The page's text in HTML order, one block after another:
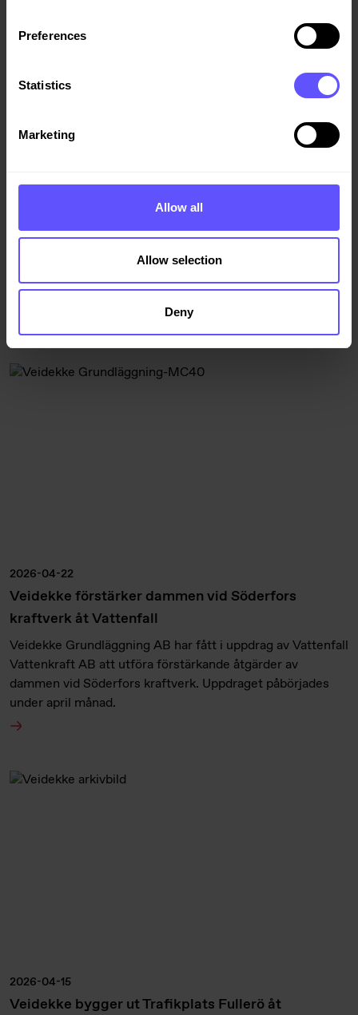
Preferences
Statistics
Marketing
Allow all
Allow selection
Deny
Veidekke-koncernen: Resultat för första kvartalet
Veidekke omsatte för 9,7 miljarder NOK under första
kvartalet 2026. Resultatet före skatt uppgick till 27
orderstock på 48,1 miljarder NOK.
2026-04-22
Veidekke förstärker dammen vid Söderfors
kraftverk åt Vattenfall
Veidekke Grundläggning AB har fått i uppdrag av Vattenfall
Vattenkraft AB att utföra förstärkande åtgärder av
dammen vid Söderfors kraftverk. Uppdraget påbörjades
under april månad.
2026-04-15
Veidekke bygger ut Trafikplats Fullerö åt